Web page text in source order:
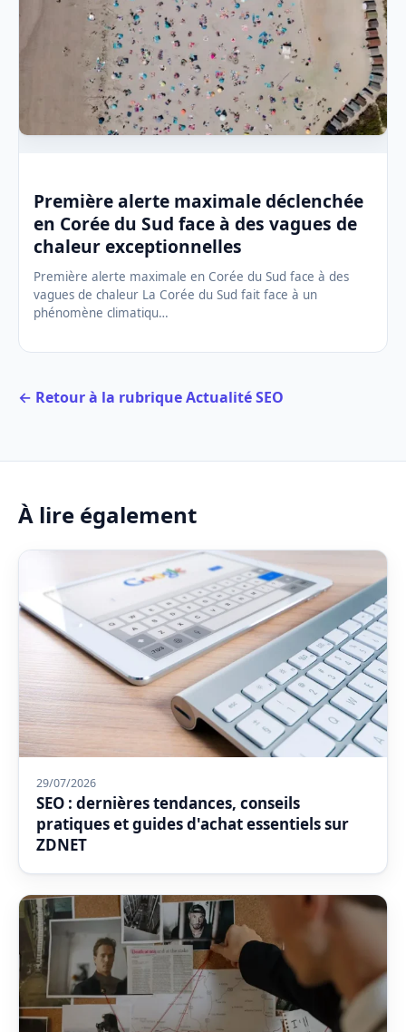
Première alerte maximale déclenchée
en Corée du Sud face à des vagues de
chaleur exceptionnelles
Première alerte maximale en Corée du Sud face à des
vagues de chaleur La Corée du Sud fait face à un
phénomène climatiqu…
← Retour à la rubrique Actualité SEO
À lire également
29/07/2026
SEO : dernières tendances, conseils
pratiques et guides d'achat essentiels sur
ZDNET